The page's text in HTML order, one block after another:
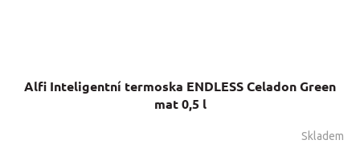
Alfi Inteligentní termoska ENDLESS Celadon Green
mat 0,5 l
Skladem